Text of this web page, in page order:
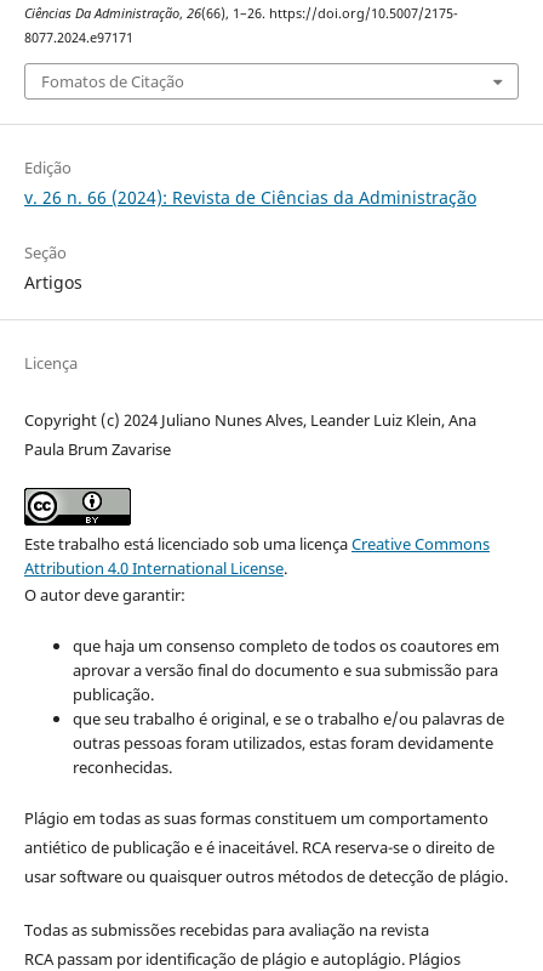
Ciências Da Administração, 26(66), 1–26. https://doi.org/10.5007/2175-
8077.2024.e97171
Fomatos de Citação
Edição
v. 26 n. 66 (2024): Revista de Ciências da Administração
Seção
Artigos
Licença
Copyright (c) 2024 Juliano Nunes Alves, Leander Luiz Klein, Ana
Paula Brum Zavarise
Este trabalho está licenciado sob uma licençaCreative Commons
Attribution 4.0 International License.
O autor deve garantir:
que haja um consenso completo de todos os coautores em
aprovar a versão final do documento e sua submissão para
publicação.
que seu trabalho é original, e se o trabalho e/ou palavras de
outras pessoas foram utilizados, estas foram devidamente
reconhecidas.
Plágio em todas as suas formas constituem um comportamento
antiético de publicação e é inaceitável. RCA reserva-se o direito de
usar software ou quaisquer outros métodos de detecção de plágio.
Todas as submissões recebidas para avaliação na revista
RCA passam por identificação de plágio e autoplágio. Plágios